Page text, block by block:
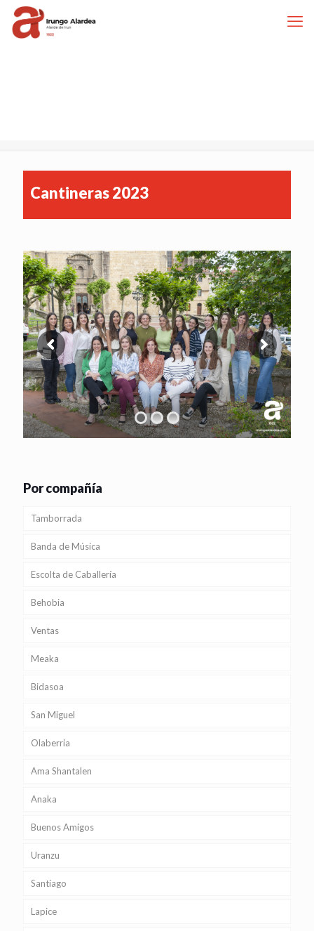
Cantineras 2023
Por compañía
Tamborrada
Banda de Música
Escolta de Caballería
Behobia
Ventas
Meaka
Bidasoa
San Miguel
Olaberria
Ama Shantalen
Anaka
Buenos Amigos
Uranzu
Santiago
Lapice